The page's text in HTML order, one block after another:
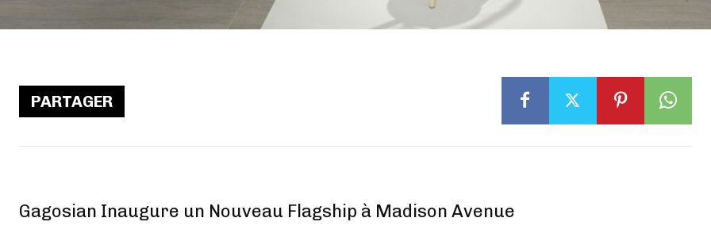
PARTAGER
Gagosian Inaugure un Nouveau Flagship à Madison Avenue